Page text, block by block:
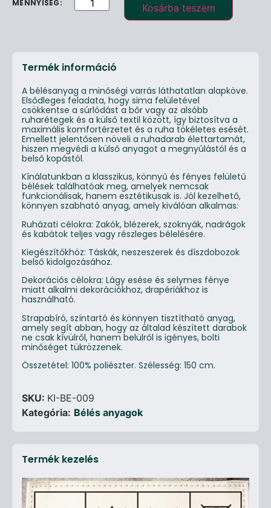
Kosárba teszem
Termék információ
A bélésanyag a minőségi varrás láthatatlan alapköve.
Elsődleges feladata, hogy sima felületével
csökkentse a súrlódást a bőr vagy az alsóbb
ruharétegek és a külső textil között, így biztosítva a
maximális komfortérzetet és a ruha tökéletes esését.
Emellett jelentősen növeli a ruhadarab élettartamát,
hiszen megvédi a külső anyagot a megnyúlástól és a
belső kopástól.
Kínálatunkban a klasszikus, könnyű és fényes felületű
bélések találhatóak meg, amelyek nemcsak
funkcionálisak, hanem esztétikusak is. Jól kezelhető,
könnyen szabható anyag, amely kiválóan alkalmas:
Ruházati célokra: Zakók, blézerek, szoknyák, nadrágok
és kabátok teljes vagy részleges bélelésére.
Kiegészítőkhöz: Táskák, neszeszerek és díszdobozok
belső kidolgozásához.
Dekorációs célokra: Lágy esése és selymes fénye
miatt alkalmi dekorációkhoz, drapériákhoz is
használható.
Strapabíró, színtartó és könnyen tisztítható anyag,
amely segít abban, hogy az általad készített darabok
ne csak kívülről, hanem belülről is igényes, bolti
minőséget tükrözzenek.
Összetétel: 100% poliészter. Szélesség: 150 cm.
SKU: KI-BE-009
Kategória: Bélés anyagok
Termék kezelés